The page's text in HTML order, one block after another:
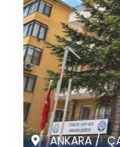
ANKARA/